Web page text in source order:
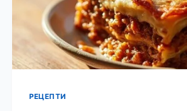
РЕЦЕПТИ